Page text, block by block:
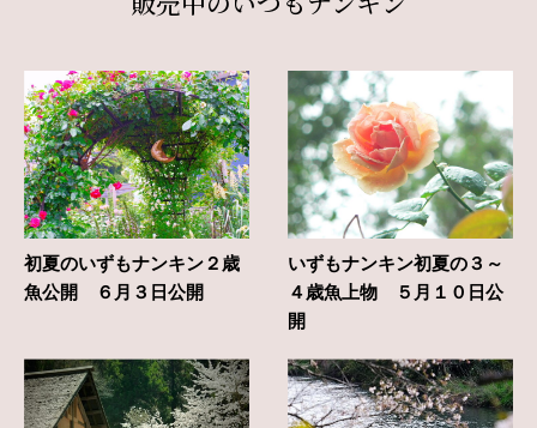
初夏のいずもナンキン２歳
魚公開 ６月３日公開
いずもナンキン初夏の３～
４歳魚上物 ５月１０日公
開